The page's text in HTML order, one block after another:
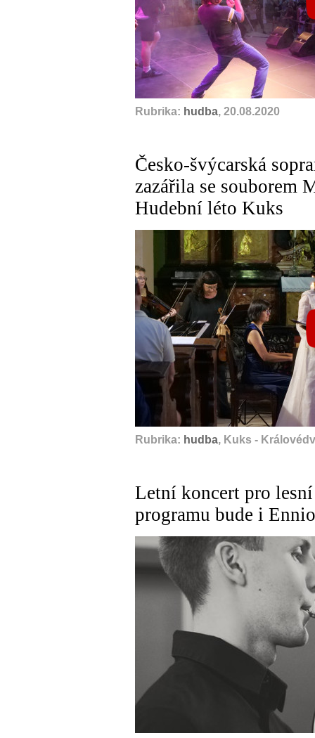
Rubrika: hudba, 20.08.2020
Česko-švýcarská
zazářila se souborem
Hudební léto Kuks
Rubrika: hudba, Kuks -
Letní koncert pro
programu bude i